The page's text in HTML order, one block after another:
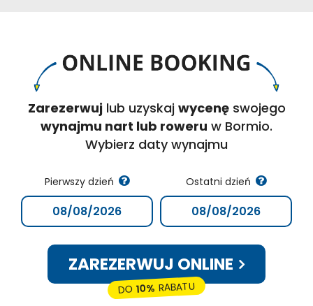
Zarezerwujlub uzyskaj wycenęswojego
wynajmu nart lub roweru w Bormio.
Wybierz daty wynajmu
Pierwszy dzień Ostatni dzień
ZAREZERWUJ ONLINE
DO10% RABATU